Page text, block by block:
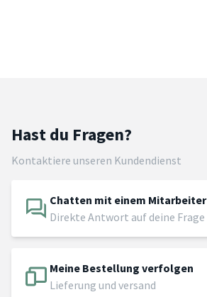
Hast du Fragen?
Kontaktiere unseren Kundendienst
Chatten mit einem Mitarbeiter
Direkte Antwort auf deine Frage
Meine Bestellung verfolgen
Lieferung und versand